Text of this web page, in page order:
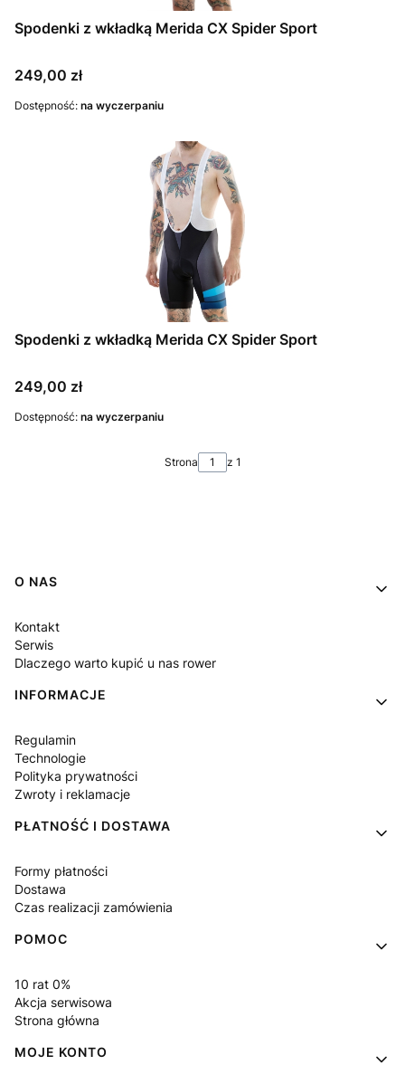
Spodenki z wkładką Merida CX Spider Sport
Cena
249,00 zł
Dostępność: na wyczerpaniu
Spodenki z wkładką Merida CX Spider Sport
Cena
249,00 zł
Dostępność: na wyczerpaniu
Strona z 1
Linki w stopce
O NAS
Kontakt
Serwis
Dlaczego warto kupić u nas rower
INFORMACJE
Regulamin
Technologie
Polityka prywatności
Zwroty i reklamacje
PŁATNOŚĆ I DOSTAWA
Formy płatności
Dostawa
Czas realizacji zamówienia
POMOC
10 rat 0%
Akcja serwisowa
Strona główna
MOJE KONTO